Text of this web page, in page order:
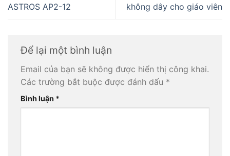
ASTROS AP2-12
không dây cho giáo viên
Để lại một bình luận
Email của bạn sẽ không được hiển thị công khai.
Các trường bắt buộc được đánh dấu *
Bình luận *